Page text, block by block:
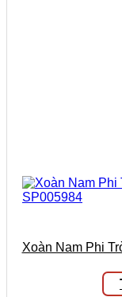
Xoàn Nam Phi